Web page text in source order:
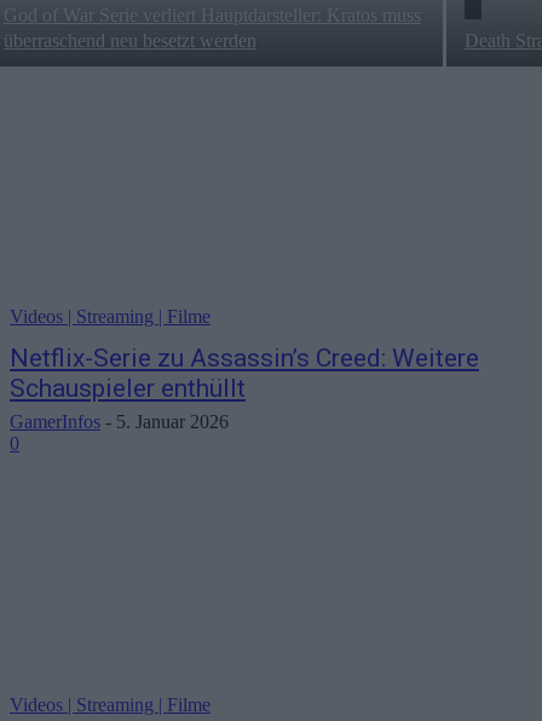
God of War Serie verliert Hauptdarsteller: Kratos muss
überraschend neu besetzt werden
Death
Videos | Streaming | Filme
Netflix-Serie zu Assassin’s Creed: Weitere
Schauspieler enthüllt
GamerInfos - 5. Januar 2026
0
Videos | Streaming | Filme